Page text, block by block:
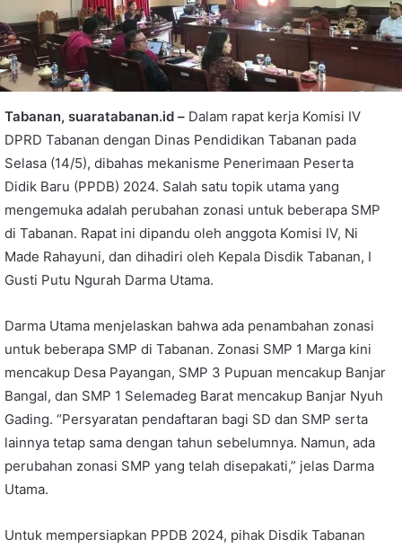
Tabanan, suaratabanan.id – Dalam rapat kerja Komisi IV
DPRD Tabanan dengan Dinas Pendidikan Tabanan pada
Selasa (14/5), dibahas mekanisme Penerimaan Peserta
Didik Baru (PPDB) 2024. Salah satu topik utama yang
mengemuka adalah perubahan zonasi untuk beberapa SMP
di Tabanan. Rapat ini dipandu oleh anggota Komisi IV, Ni
Made Rahayuni, dan dihadiri oleh Kepala Disdik Tabanan, I
Gusti Putu Ngurah Darma Utama.
Darma Utama menjelaskan bahwa ada penambahan zonasi
untuk beberapa SMP di Tabanan. Zonasi SMP 1 Marga kini
mencakup Desa Payangan, SMP 3 Pupuan mencakup Banjar
Bangal, dan SMP 1 Selemadeg Barat mencakup Banjar Nyuh
Gading. “Persyaratan pendaftaran bagi SD dan SMP serta
lainnya tetap sama dengan tahun sebelumnya. Namun, ada
perubahan zonasi SMP yang telah disepakati,” jelas Darma
Utama.
Untuk mempersiapkan PPDB 2024, pihak Disdik Tabanan